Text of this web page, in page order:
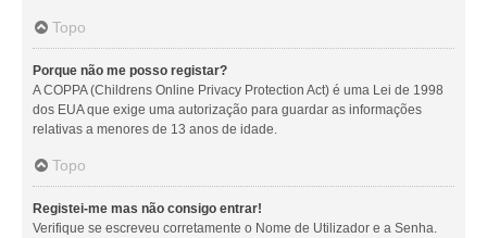
Topo
Porque não me posso registar?
A COPPA (Childrens Online Privacy Protection Act) é uma Lei de 1998
dos EUA que exige uma autorização para guardar as informações
relativas a menores de 13 anos de idade.
Topo
Registei-me mas não consigo entrar!
Verifique se escreveu corretamente o Nome de Utilizador e a Senha.